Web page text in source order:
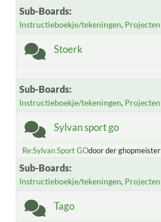
Sub-Boards
Instructieboekje/tekeningen Projecten
Stoerk
Sub-Boards
Instructieboekje/tekeningen Projecten
Sylvan sport go
Re:Sylvan Sport GOdoor der ghopmeister
Sub-Boards
Instructieboekje/tekeningen Projecten
Tago